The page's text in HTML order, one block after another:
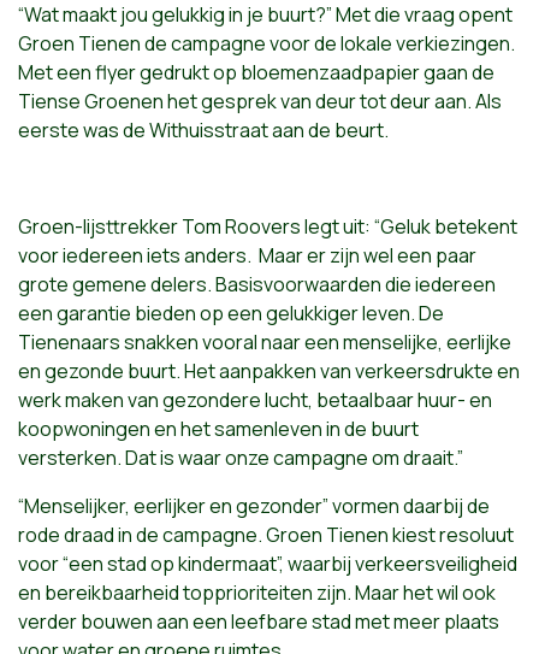
“Wat maakt jou gelukkig in je buurt?” Met die vraag opent
Groen Tienen de campagne voor de lokale verkiezingen.
Met een flyer gedrukt op bloemenzaadpapier gaan de
Tiense Groenen het gesprek van deur tot deur aan. Als
eerste was de Withuisstraat aan de beurt.
Groen-lijsttrekker Tom Roovers legt uit: “Geluk betekent
voor iedereen iets anders. Maar er zijn wel een paar
grote gemene delers. Basisvoorwaarden die iedereen
een garantie bieden op een gelukkiger leven. De
Tienenaars snakken vooral naar een menselijke, eerlijke
en gezonde buurt. Het aanpakken van verkeersdrukte en
werk maken van gezondere lucht, betaalbaar huur- en
koopwoningen en het samenleven in de buurt
versterken. Dat is waar onze campagne om draait.”
“Menselijker, eerlijker en gezonder” vormen daarbij de
rode draad in de campagne. Groen Tienen kiest resoluut
voor “een stad op kindermaat”, waarbij verkeersveiligheid
en bereikbaarheid topprioriteiten zijn. Maar het wil ook
verder bouwen aan een leefbare stad met meer plaats